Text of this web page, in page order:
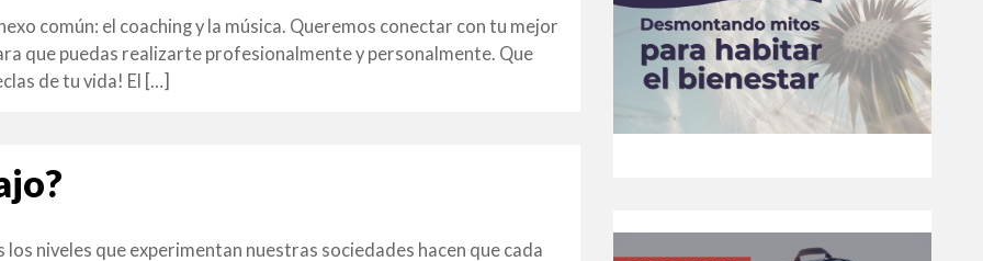
común: el coaching y la música. Queremos conectar con tu mejor
que puedas realizarte profesionalmente y personalmente. Que
de tu vida! El […]
niveles que experimentan nuestras sociedades hacen que cada